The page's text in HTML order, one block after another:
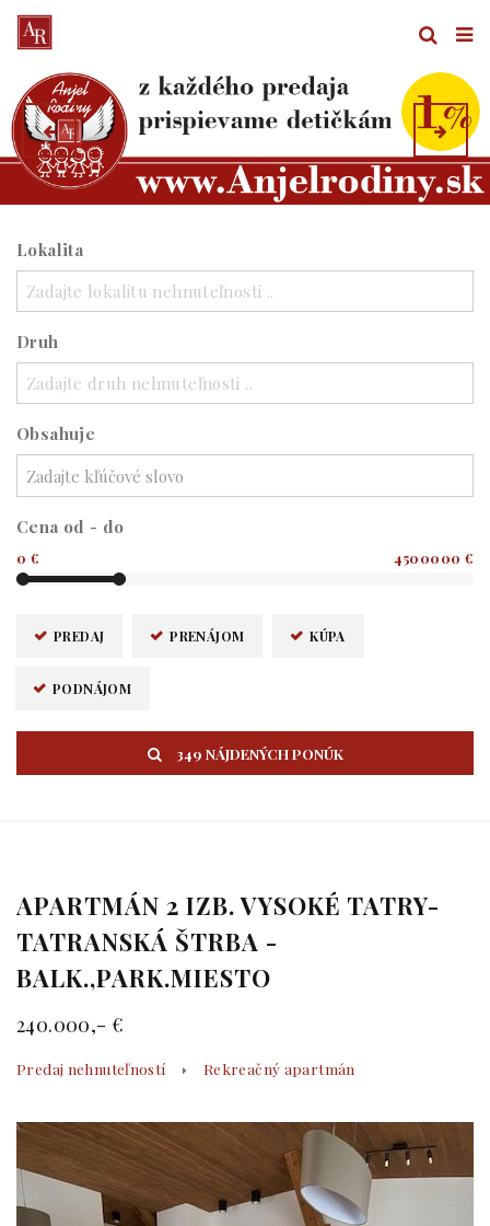
Lokalita
Zadajte lokalitu nehnuteľnosti ..
Druh
Zadajte druh nehnuteľnosti ..
Obsahuje
Cena od - do
0 € 4500000 €
PREDAJ PRENÁJOM KÚPA
PODNÁJOM
349 NÁJDENÝCH PONÚK
APARTMÁN 2 IZB. VYSOKÉ TATRY-
TATRANSKÁ ŠTRBA -
BALK.,PARK.MIESTO
240.000,- €
Predaj nehnuteľností Rekreačný apartmán